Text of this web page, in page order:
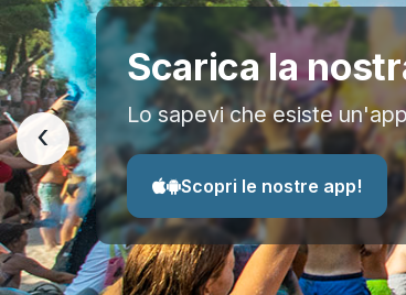
Scarica la
Lo sapevi che esiste
Scopri le nostre app!
‹